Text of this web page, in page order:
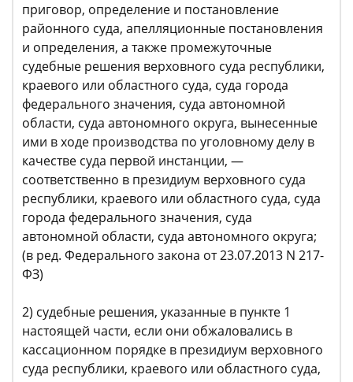
приговор, определение и постановление
районного суда, апелляционные постановления
и определения, а также промежуточные
судебные решения верховного суда республики,
краевого или областного суда, суда города
федерального значения, суда автономной
области, суда автономного округа, вынесенные
ими в ходе производства по уголовному делу в
качестве суда первой инстанции, —
соответственно в президиум верховного суда
республики, краевого или областного суда, суда
города федерального значения, суда
автономной области, суда автономного округа;
(в ред. Федерального закона от 23.07.2013 N 217-
ФЗ)
2) судебные решения, указанные в пункте 1
настоящей части, если они обжаловались в
кассационном порядке в президиум верховного
суда республики, краевого или областного суда,